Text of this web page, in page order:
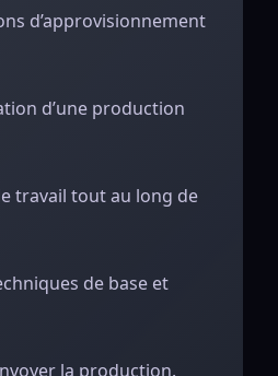
d’approvisionnement
d’une production
travail tout au long de
de base et
la production.